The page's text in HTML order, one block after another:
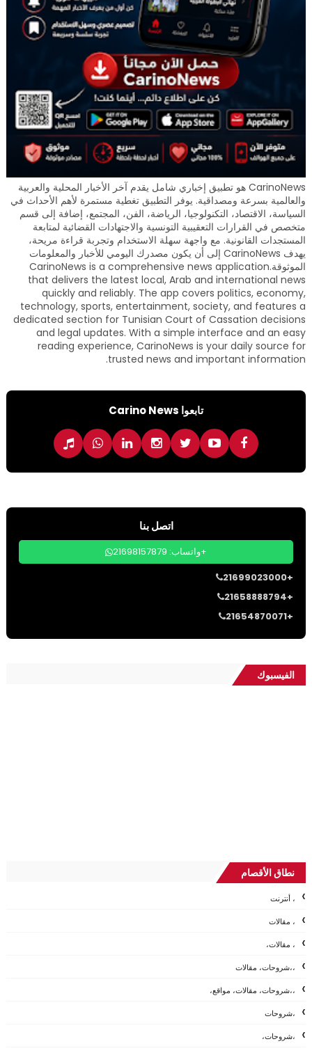
CarinoNews هو تطبيق إخباري شامل يقدم آخر الأخبار المحلية والعربية
والعالمية بسرعة ومصداقية. يوفر التطبيق تغطية مستمرة لأهم الأحداث في
السياسة، الاقتصاد، التكنولوجيا، الرياضة، الفن، المجتمع، إضافة إلى قسم
متخصص في القرارات التعقيبية التونسية والاجتهادات القضائية لمتابعة
المستجدات القانونية. مع واجهة سهلة الاستخدام وتجربة قراءة مريحة،
يهدف CarinoNews إلى أن يكون مصدرك اليومي للأخبار والمعلومات
الموثوقة.CarinoNews is a comprehensive news application
that delivers the latest local, Arab and international news
quickly and reliably. The app covers politics, economy,
technology, sports, entertainment, society, and features a
dedicated section for Tunisian Court of Cassation decisions
and legal updates. With a simple interface and an easy
reading experience, CarinoNews is your daily source for
trusted news and important information.
تابعوا Carino News
اتصل بنا
واتساب: 21698157879+
21699023000+
21658888794+
21654870071+
الفيسبوك
نطاق الأقصام
، أنترنت
، مقالات
، مقالات،
،،شروحات، مقالات
،،شروحات، مقالات، مواقع،
،شروحات
،شروحات،